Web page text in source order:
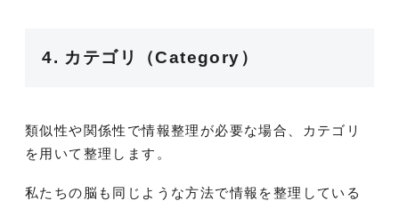
4. カテゴリ（Category）
類似性や関係性で情報整理が必要な場合、カテゴリ
を用いて整理します。
私たちの脳も同じような方法で情報を整理している